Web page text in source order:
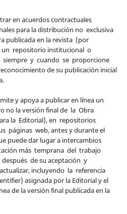
en acuerdos contractuales
para la distribución no exclusiva
publicada en la revista (por
repositorio institucional o
y cuando se proporcione
de su publicación inicial
y apoya a publicar en línea un
no la versión final de la Obra
la Editorial), en repositorios
páginas web, antes y durante el
puede dar lugar a intercambios
más temprana del trabajo
de su aceptación y
incluyendo la referencia
asignada por la Editorial y el
de la versión final publicada en la